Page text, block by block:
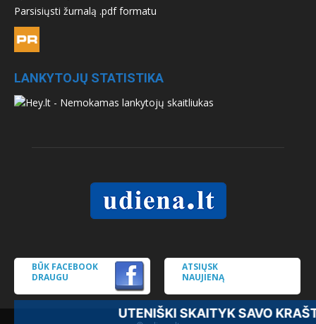
Parsisiųsti žurnalą .pdf formatu
LANKYTOJŲ STATISTIKA
BŪK FACEBOOK
DRAUGU
ATSIŲSK
NAUJIENĄ
UTENIŠKI SKAITYK SAVO